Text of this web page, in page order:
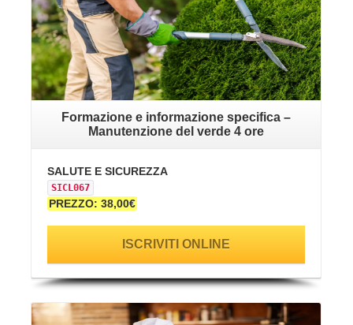
Formazione e informazione specifica –
Manutenzione del verde 4 ore
SALUTE E SICUREZZA
SICL067
PREZZO: 38,00€
ISCRIVITI ONLINE
VAI ALLA SCHEDA